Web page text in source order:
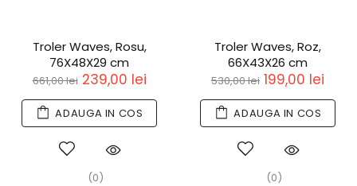
Troler Waves, Rosu,
76X48X29 cm
661,00 lei 239,00 lei
ADAUGA IN COS
(0)
Troler Waves, Roz,
66X43X26 cm
530,00 lei 199,00 lei
ADAUGA IN COS
(0)